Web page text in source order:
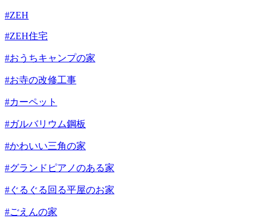
#ZEH
#ZEH住宅
#おうちキャンプの家
#お寺の改修工事
#カーペット
#ガルバリウム鋼板
#かわいい三角の家
#グランドピアノのある家
#ぐるぐる回る平屋のお家
#ごえんの家